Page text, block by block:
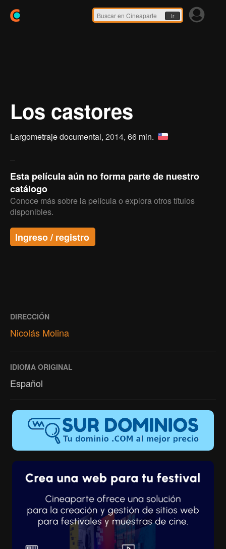
Ir
Los castores
Largometraje documental, 2014, 66 min.
Esta película aún no forma parte de nuestro
catálogo
Conoce más sobre la película o explora otros títulos
disponibles.
Ingreso / registro
DIRECCIÓN
Nicolás Molina
IDIOMA ORIGINAL
Español